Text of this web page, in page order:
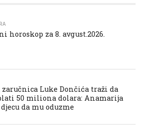
horoskop za 8. avgust.2026.
zaručnica Luke Dončića traži da
50 miliona dolara: Anamarija
da mu oduzme